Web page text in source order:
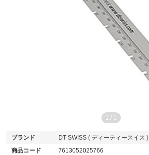
1 / 1
ブランド
DT SWISS ( ディーティースイス )
商品コード
7613052025766